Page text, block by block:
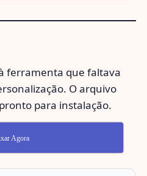
ferramenta que faltava
O arquivo
para instalação.
Agora